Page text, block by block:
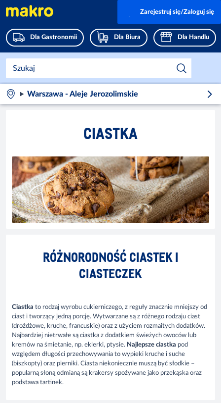
Dla Gastronomii Dla Biura Dla Handlu
Zarejestruj się/Zaloguj się
Warszawa - Aleje Jerozolimskie
CIASTKA
RÓŻNORODNOŚĆ CIASTEK I
CIASTECZEK
Ciastka to rodzaj wyrobu cukierniczego, z reguły znacznie mniejszy od
ciast i tworzący jedną porcję. Wytwarzane są z różnego rodzaju ciast
(drożdżowe, kruche, francuskie) oraz z użyciem rozmaitych dodatków.
Najbardziej nietrwałe są ciastka z dodatkiem świeżych owoców lub
kremów na śmietanie, np. eklerki, ptysie. Najlepsze ciastka pod
względem długości przechowywania to wypieki kruche i suche
(biszkopty) oraz pierniki. Ciasta niekoniecznie muszą być słodkie –
popularną słoną odmianą są krakersy spożywane jako przekąska oraz
podstawa tartinek.